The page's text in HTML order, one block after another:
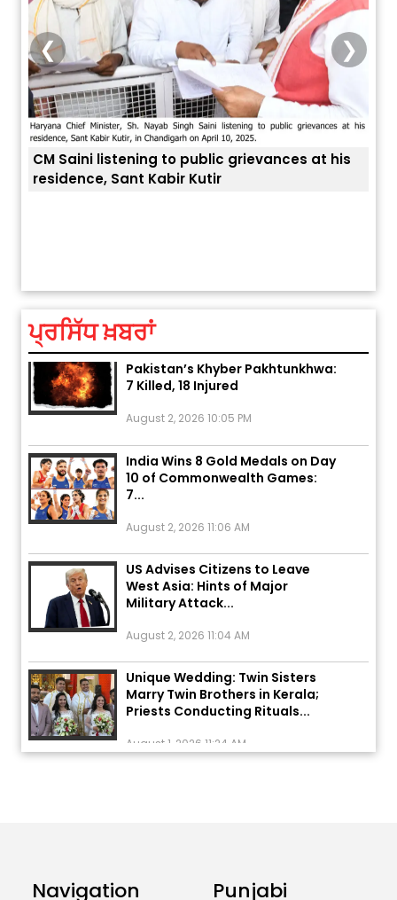
at his
❮ ❯
ਪ੍ਰਸਿੱਧ ਖ਼ਬਰਾਂ
August 5, 2026 6:23 AM
Explosion During Peace Rally in
Pakistan’s Khyber Pakhtunkhwa:
7 Killed, 18 Injured
India Wins 8 Gold Medals on Day
10 of Commonwealth Games:
7...
US Advises Citizens to Leave
West Asia: Hints of Major
Military Attack...
Unique Wedding: Twin Sisters
Marry Twin Brothers in Kerala;
Priests Conducting Rituals...
Pakistan’s Khyber Pakhtunkhwa:
7 Killed, 18 Injured
Navigation Punjabi